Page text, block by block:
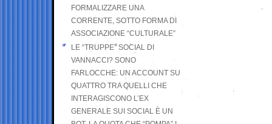
FORMALIZZARE UNA
CORRENTE, SOTTO FORMA DI
ASSOCIAZIONE “CULTURALE”
LE “TRUPPE” SOCIAL DI
VANNACCI? SONO
FARLOCCHE: UN ACCOUNT SU
QUATTRO TRA QUELLI CHE
INTERAGISCONO L’EX
GENERALE SUI SOCIAL È UN